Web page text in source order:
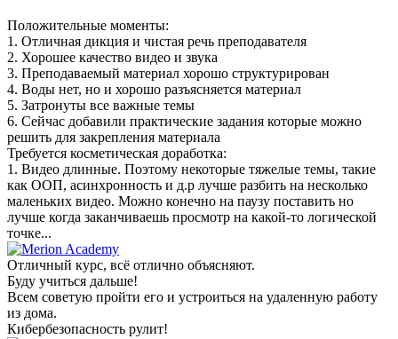
Положительные моменты:
1. Отличная дикция и чистая речь преподавателя
2. Хорошее качество видео и звука
3. Преподаваемый материал хорошо структурирован
4. Воды нет, но и хорошо разъясняется материал
5. Затронуты все важные темы
6. Сейчас добавили практические задания которые можно
решить для закрепления материала
Требуется косметическая доработка:
1. Видео длинные. Поэтому некоторые тяжелые темы, такие
как ООП, асинхронность и д.р лучше разбить на несколько
маленьких видео. Можно конечно на паузу поставить но
лучше когда заканчиваешь просмотр на какой-то логической
точке...
Отличный курс, всё отлично объясняют.
Буду учиться дальше!
Всем советую пройти его и устроиться на удаленную работу
из дома.
Кибербезопасность рулит!